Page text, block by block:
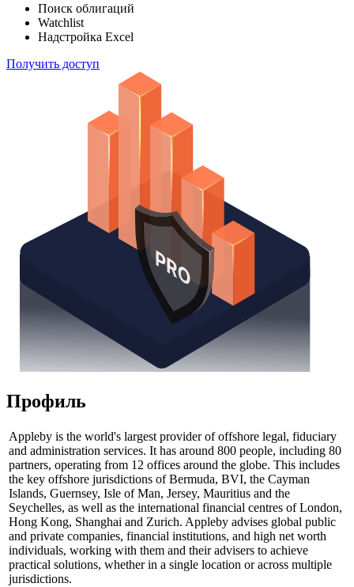
Поиск облигаций
Watchlist
Надстройка Excel
Получить доступ
Профиль
Appleby is the world's largest provider of offshore legal, fiduciary
and administration services. It has around 800 people, including 80
partners, operating from 12 offices around the globe. This includes
the key offshore jurisdictions of Bermuda, BVI, the Cayman
Islands, Guernsey, Isle of Man, Jersey, Mauritius and the
Seychelles, as well as the international financial centres of London,
Hong Kong, Shanghai and Zurich. Appleby advises global public
and private companies, financial institutions, and high net worth
individuals, working with them and their advisers to achieve
practical solutions, whether in a single location or across multiple
jurisdictions.